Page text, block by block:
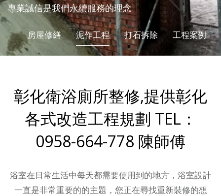
專業誠信是我們永續服務的理念
房屋修繕 泥作工程 打石拆除 工程案例
彰化衛浴廁所整修,提供彰化
各式改造工程規劃 TEL：
0958-664-778 陳師傅
浴室在日常生活中每天都需要使用到的地方，浴室設計
一直是非常重要的的主題，您正在尋找重新裝修的想